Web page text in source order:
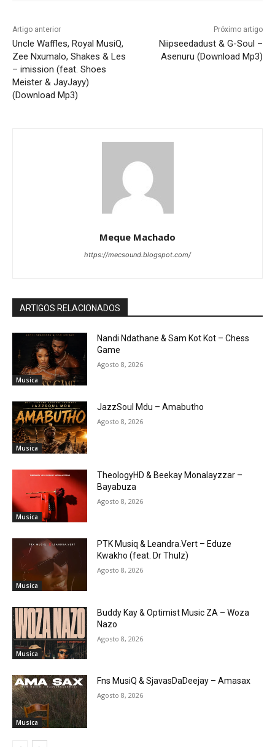
Artigo anterior
Uncle Waffles, Royal MusiQ,
Zee Nxumalo, Shakes & Les
– imission (feat. Shoes
Meister & JayJayy)
(Download Mp3)
Próximo artigo
Niipseedadust & G-Soul –
Asenuru (Download Mp3)
Meque Machado
https://mecsound.blogspot.com/
ARTIGOS RELACIONADOS
Musica
Nandi Ndathane & Sam Kot Kot – Chess
Game
Agosto 8, 2026
Musica
JazzSoul Mdu – Amabutho
Agosto 8, 2026
Musica
TheologyHD & Beekay Monalayzzar –
Bayabuza
Agosto 8, 2026
Musica
PTK Musiq & Leandra.Vert – Eduze
Kwakho (feat. Dr Thulz)
Agosto 8, 2026
Musica
Buddy Kay & Optimist Music ZA – Woza
Nazo
Agosto 8, 2026
Musica
Fns MusiQ & SjavasDaDeejay – Amasax
Agosto 8, 2026